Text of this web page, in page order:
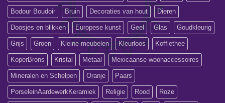
Bodour Boudoir Bruin Decoraties van hout Dieren
Doosjes en blikken Europese kunst Geel Glas Goudkleurig
Grijs Groen Kleine meubelen Kleurloos Koffiethee
KoperBrons Kristal Metaal Mexicaanse woonaccessoires
Mineralen en Schelpen Oranje Paars
PorseleinAardewerkKeramiek Religie Rood Roze